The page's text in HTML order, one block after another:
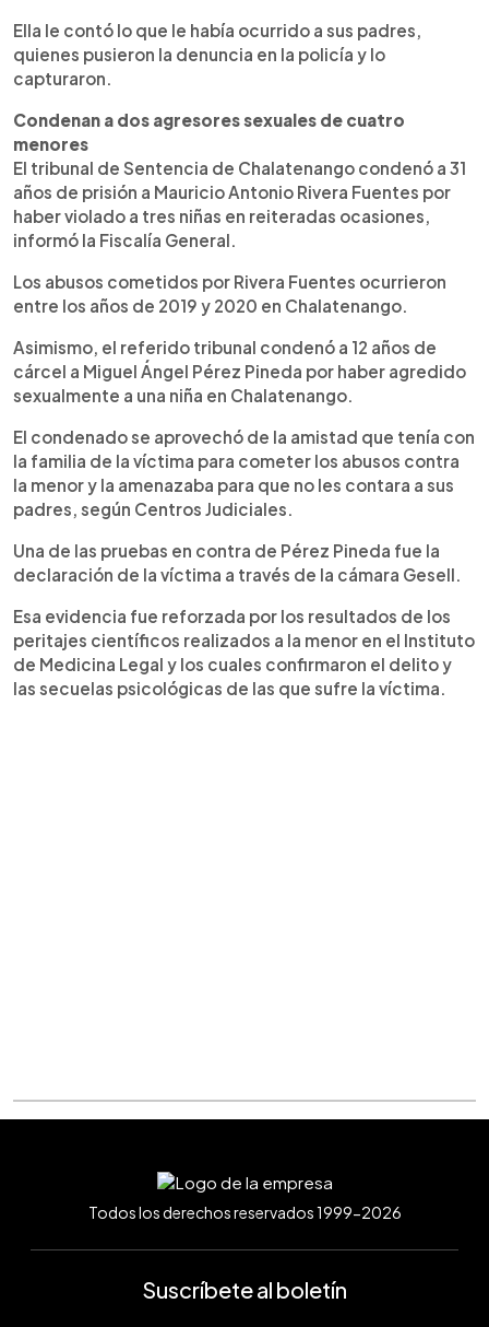
Ella le contó lo que le había ocurrido a sus padres,
quienes pusieron la denuncia en la policía y lo
capturaron.
Condenan a dos agresores sexuales de cuatro
menores
El tribunal de Sentencia de Chalatenango condenó a 31
años de prisión a Mauricio Antonio Rivera Fuentes por
haber violado a tres niñas en reiteradas ocasiones,
informó la Fiscalía General.
Los abusos cometidos por Rivera Fuentes ocurrieron
entre los años de 2019 y 2020 en Chalatenango.
Asimismo, el referido tribunal condenó a 12 años de
cárcel a Miguel Ángel Pérez Pineda por haber agredido
sexualmente a una niña en Chalatenango.
El condenado se aprovechó de la amistad que tenía con
la familia de la víctima para cometer los abusos contra
la menor y la amenazaba para que no les contara a sus
padres, según Centros Judiciales.
Una de las pruebas en contra de Pérez Pineda fue la
declaración de la víctima a través de la cámara Gesell.
Esa evidencia fue reforzada por los resultados de los
peritajes científicos realizados a la menor en el Instituto
de Medicina Legal y los cuales confirmaron el delito y
las secuelas psicológicas de las que sufre la víctima.
Todos los derechos reservados 1999-2026
Suscríbete al boletín